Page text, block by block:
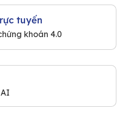
tuyến
khoán 4.0